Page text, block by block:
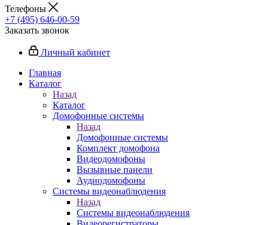
Телефоны
+7 (495) 646-00-59
Заказать звонок
Личный кабинет
Главная
Каталог
Назад
Каталог
Домофонные системы
Назад
Домофонные системы
Комплект домофона
Видеодомофоны
Вызывные панели
Аудиодомофоны
Системы видеонаблюдения
Назад
Системы видеонаблюдения